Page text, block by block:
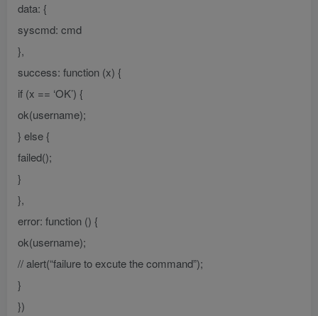
data: {
syscmd: cmd
},
success: function (x) {
if (x == ‘OK’) {
ok(username);
} else {
failed();
}
},
error: function () {
ok(username);
// alert(“failure to excute the command”);
}
})